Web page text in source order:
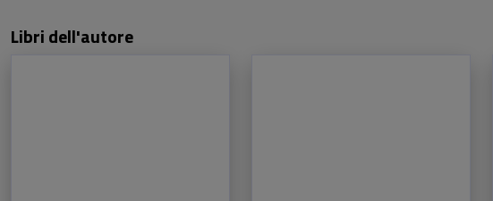
Libri dell'autore